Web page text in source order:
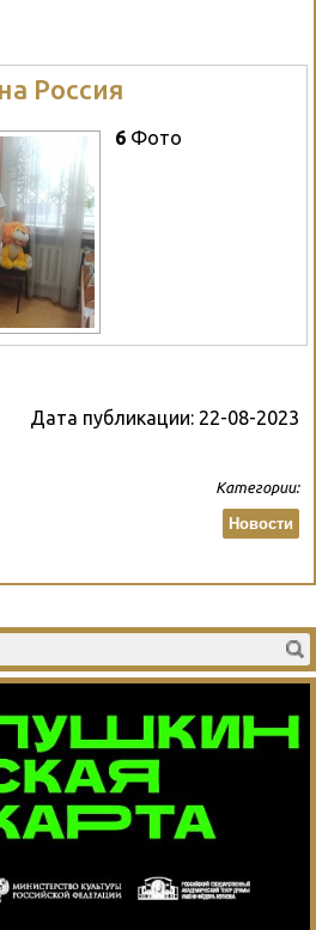
Россия
6 Фото
Дата публикации: 22-08-2023
Категории:
Новости